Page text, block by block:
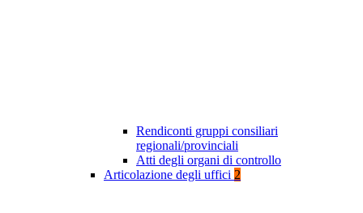
Rendiconti gruppi consiliari
regionali/provinciali
Atti degli organi di controllo
Articolazione degli uffici 2